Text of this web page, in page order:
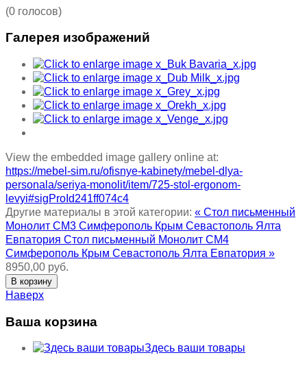
(0 голосов)
Галерея изображений
View the embedded image gallery online at:
https://mebel-sim.ru/ofisnye-kabinety/mebel-dlya-
personala/seriya-monolit/item/725-stol-ergonom-
levyi#sigProId241ff074c4
Другие материалы в этой категории: « Стол письменный
Монолит СМ3 Симферополь Крым Севастополь Ялта
Евпатория Стол письменный Монолит СМ4
Симферополь Крым Севастополь Ялта Евпатория »
8950,00 руб.
Наверх
Ваша корзина
Здесь ваши товары